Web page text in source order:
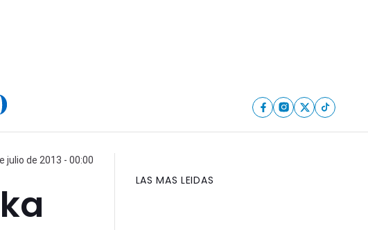
julio de 2013 - 00:00
LAS MAS LEIDAS